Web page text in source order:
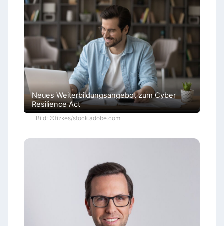
i
c
Neues Weiterbildungsangebot zum Cyber
Resilience Act
Bild: ©fizkes/stock.adobe.com